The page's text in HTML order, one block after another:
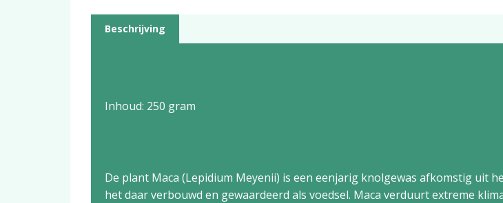
Beschrijving
Inhoud: 250 gram
De plant Maca (Lepidium Meyenii) is een eenjarig knolgewas afkomstig uit
het daar verbouwd en gewaardeerd als voedsel. Maca verduurt extreme